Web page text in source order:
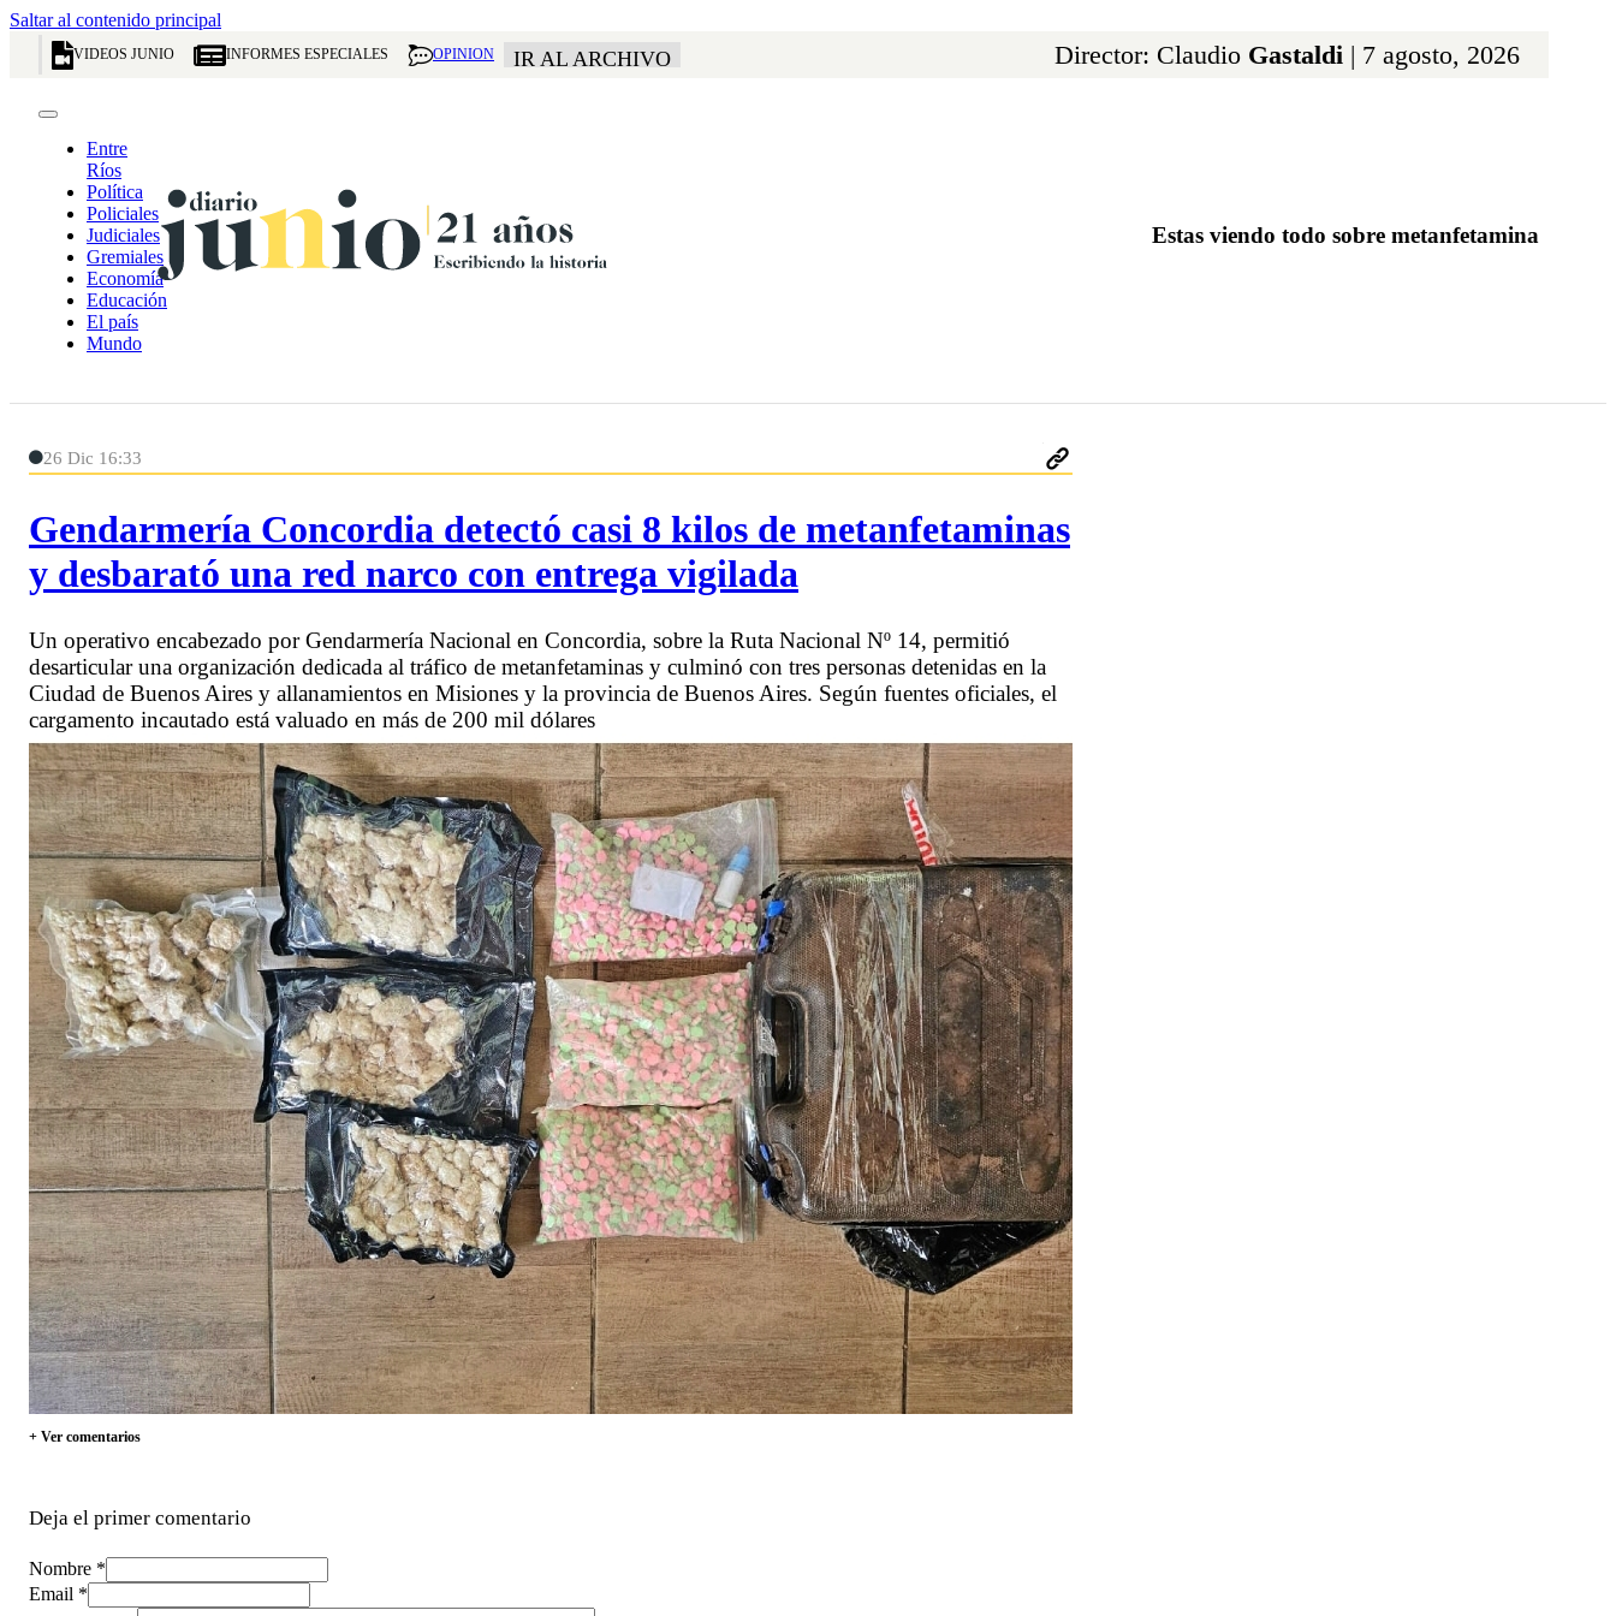
Saltar al contenido principal
VIDEOS JUNIO INFORMES ESPECIALES OPINION IR AL ARCHIVO Director: Claudio Gastaldi | 7 agosto, 2026
Entre
Ríos
Política
Policiales
Judiciales
Gremiales
Economía
Educación
El país
Mundo
Estas viendo todo sobre metanfetamina
26 Dic 16:33
Gendarmería Concordia detectó casi 8 kilos de metanfetaminas
y desbarató una red narco con entrega vigilada
Un operativo encabezado por Gendarmería Nacional en Concordia, sobre la Ruta Nacional Nº 14, permitió
desarticular una organización dedicada al tráfico de metanfetaminas y culminó con tres personas detenidas en la
Ciudad de Buenos Aires y allanamientos en Misiones y la provincia de Buenos Aires. Según fuentes oficiales, el
cargamento incautado está valuado en más de 200 mil dólares
+ Ver comentarios
Deja el primer comentario
Nombre *
Email *